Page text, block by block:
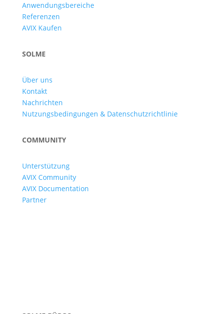
Anwendungsbereiche
Referenzen
AVIX Kaufen
SOLME
Über uns
Kontakt
Nachrichten
Nutzungsbedingungen & Datenschutzrichtlinie
COMMUNITY
Unterstützung
AVIX Community
AVIX Documentation
Partner